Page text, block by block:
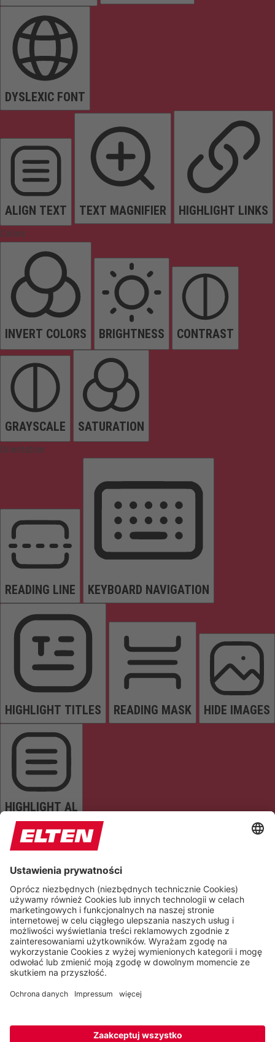
DYSLEXIC FONT
ALIGN TEXT TEXT MAGNIFIER HIGHLIGHT LINKS
Colors
INVERT COLORS BRIGHTNESS CONTRAST
GRAYSCALE SATURATION
Orientation
READING LINE KEYBOARD NAVIGATION
HIGHLIGHT TITLES READING MASK HIDE IMAGES
HIGHLIGHT AL
READ PAGE MUTE SOUNDS STOP ANIMATIONS
Reset Settings